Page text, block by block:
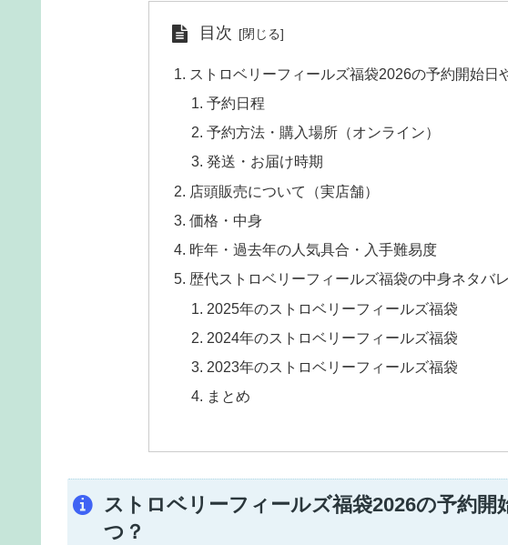
目次
ストロベリーフィールズ福袋2026の予約開始日
予約日程
予約方法・購入場所（オンライン）
発送・お届け時期
店頭販売について（実店舗）
価格・中身
昨年・過去年の人気具合・入手難易度
歴代ストロベリーフィールズ福袋の中身ネタバ
2025年のストロベリーフィールズ福袋
2024年のストロベリーフィールズ福袋
2023年のストロベリーフィールズ福袋
まとめ
ストロベリーフィールズ福袋2026の予約
つ？